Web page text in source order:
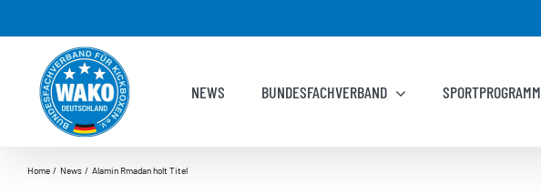
springen
NEWS BUNDESFACHVERBAND SPORTPROGRAMM
Home News Alamin Rmadan holt Titel